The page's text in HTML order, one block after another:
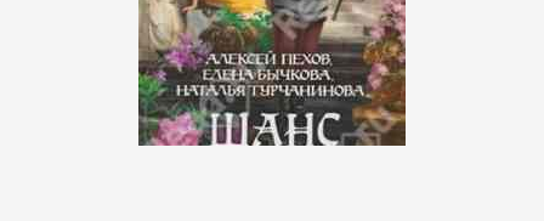
Зарубежная
прикладная